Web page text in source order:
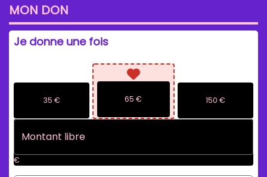
MON DON
Je donne une fois
35 € 65 € 150 €
€